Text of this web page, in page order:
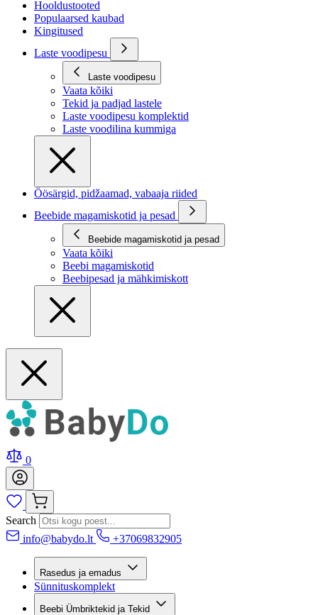
Hooldustooted
Populaarsed kaubad
Kingitused
Laste voodipesu
Laste voodipesu
Vaata kõiki
Tekid ja padjad lastele
Laste voodipesu komplektid
Laste voodilina kummiga
Öösärgid, pidžaamad, vabaaja riided
Beebide magamiskotid ja pesad
Beebide magamiskotid ja pesad
Vaata kõiki
Beebi magamiskotid
Beebipesad ja mähkimiskott
0
Search
info@babydo.lt
+37069832905
Rasedus ja emadus
Sünnituskomplekt
Beebi Ümbriktekid ja Tekid